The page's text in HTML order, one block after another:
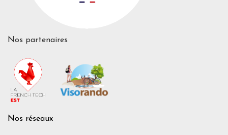
Nos partenaires
Nos réseaux